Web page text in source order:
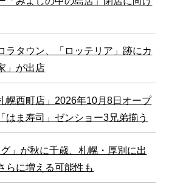
ラタウン、「ロッテリア」跡にカ
」が出店
幌西町店」2026年10月8日オープ
はま寿司」ゼンショー3兄弟揃う
」が秋に千歳、札幌・厚別に出
らに増える可能性も